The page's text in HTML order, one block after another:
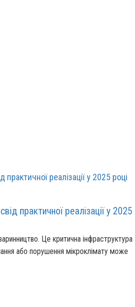
практичної реалізації у 2025
Це критична інфраструктура
або порушення мікроклімату може